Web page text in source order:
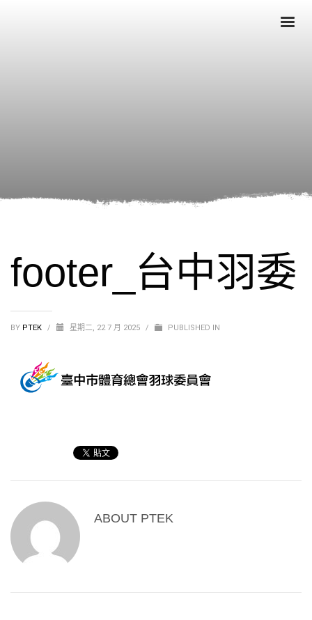
footer_台中羽委
BY PTEK / 星期二, 22 7 月 2025 / PUBLISHED IN
ABOUT PTEK